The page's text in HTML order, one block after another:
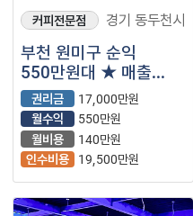
커피전문점 경기 동두천시
부천 원미구 순익
550만원대 ★ 매출
안정적인 컴포즈커피
양도양수합니다.
권리금
17,000만원
월수익
550만원
월비용
140만원
인수비용
19,500만원